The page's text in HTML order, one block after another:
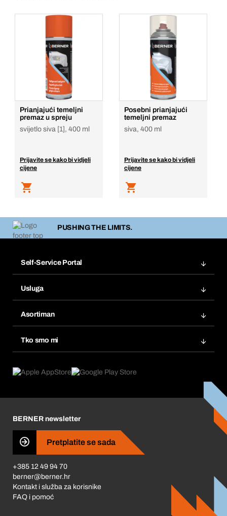
Prianjajući temeljni
premaz u spreju
svijetlo siva [1], 400 ml
Prijavite se kako bi vidjeli
cijene
Posebni prianjajući
temeljni premaz
siva, 400 ml
Prijavite se kako bi vidjeli
cijene
PUSHING THE LIMITS.
Self-Service Portal
Popisi želja
Ponovno naručivanje
Pretplate
Usluga
Tražitelji proizvoda
Asortiman
Tko smo mi
Što nas pokreće
Business Conduct
BERNER newsletter
Pretplatite se sada
+385 12 49 94 70
berner@berner.hr
Kontakt i služba za korisnike
FAQ i pomoć